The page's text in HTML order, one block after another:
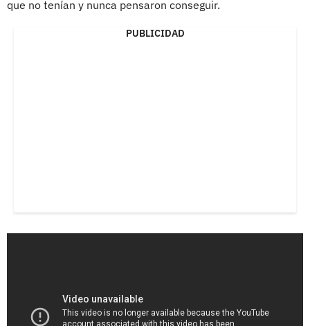
que no tenían y nunca pensaron conseguir.
PUBLICIDAD